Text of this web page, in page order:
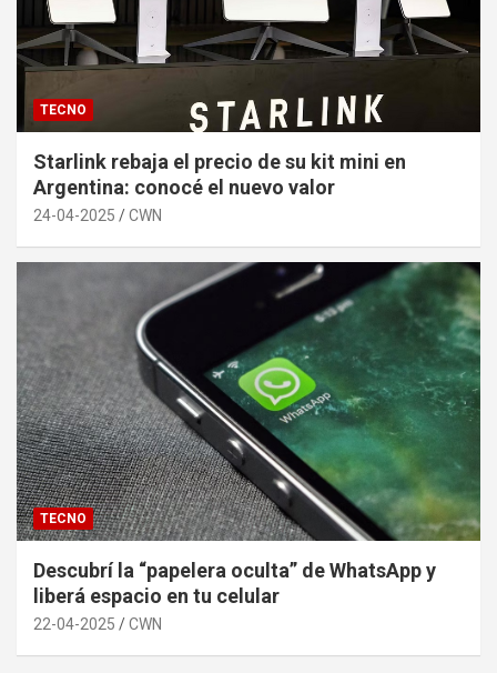
TECNO
Starlink rebaja el precio de su kit mini en
Argentina: conocé el nuevo valor
24-04-2025 CWN
TECNO
Descubrí la “papelera oculta” de WhatsApp y
liberá espacio en tu celular
22-04-2025 CWN